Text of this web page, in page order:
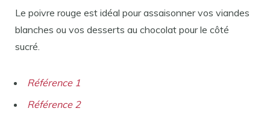
Le poivre rouge est idéal pour assaisonner vos viandes
blanches ou vos desserts au chocolat pour le côté
sucré.
Référence 1
Référence 2